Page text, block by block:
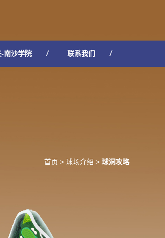
南沙学院 联系我们
首页 > 球场介绍 > 球洞攻略